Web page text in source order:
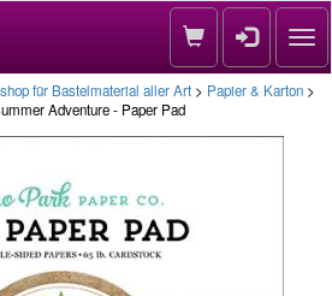
für Bastelmaterial aller Art > Papier & Karton >
Adventure - Paper Pad